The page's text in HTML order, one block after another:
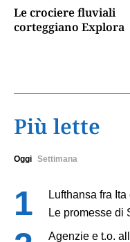
Le crociere fluviali
corteggiano Explora
Più lette
Oggi Settimana
Lufthansa fra Ita
Le promesse di
Agenzie e t.o.